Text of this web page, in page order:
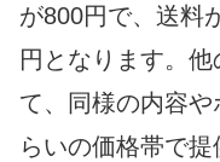
が800円で、送料
円となります。
て、同様の内容や
らいの価格帯で